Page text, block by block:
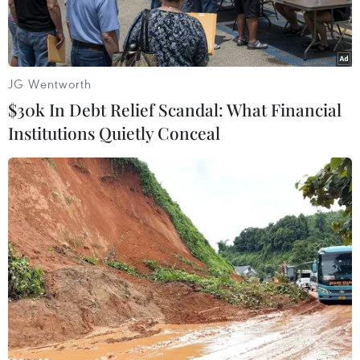
nhất có thể.
Đội xung kích Công ty Điện lực Lai Châu xuất quân ngay trong
đêm 28/9 để hỗ trợ khắc phục sự cố tại Hà Tĩnh. (Ảnh: EVN)
Theo số liệu mới nhất của Tập đoàn Điện lực
Việt Nam (EVN), do ảnh hưởng bởi cơn bão số
JG Wentworth
$30k In Debt Relief Scandal: What Financial
Institutions Quietly Conceal